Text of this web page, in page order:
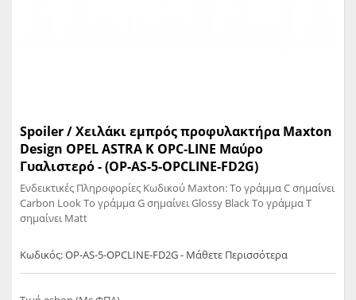
Spoiler / Χειλάκι εμπρός προφυλακτήρα Maxton
Design OPEL ASTRA K OPC-LINE Μαύρο
Γυαλιστερό - (OP-AS-5-OPCLINE-FD2G)
Ενδεικτικές Πληροφορίες Κωδικού Maxton: Το γράμμα C σημαίνει
Carbon Look Το γράμμα G σημαίνει Glossy Black Το γράμμα T
σημαίνει Matt
Κωδικός: OP-AS-5-OPCLINE-FD2G - Μάθετε Περισσότερα